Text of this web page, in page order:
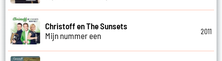
Christoff en The Sunsets
Mijn nummer een
2011